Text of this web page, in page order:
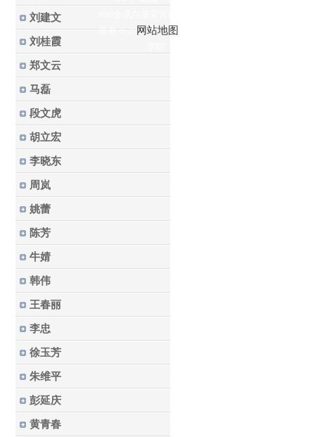
刘建文
刘桂霞
郑文云
马磊
段文虎
胡立宏
李晓东
周岚
姚蕾
陈芳
牛婧
韩伟
王春丽
李忠
徐玉芳
朱维平
彭延庆
黄青春
所有 © 2023 华东理工大学药
网站地图